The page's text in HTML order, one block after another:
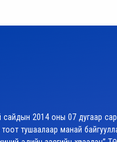
сайдын 2014 оны 07 дугаар
тушаалаар манай